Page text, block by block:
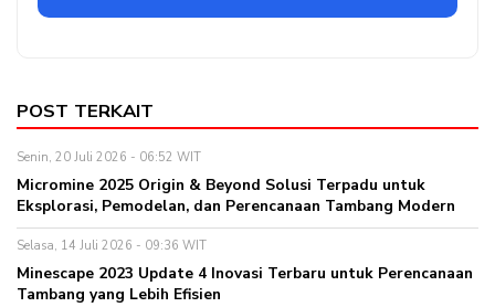
POST TERKAIT
Senin, 20 Juli 2026 - 06:52 WIT
Micromine 2025 Origin & Beyond Solusi Terpadu untuk
Eksplorasi, Pemodelan, dan Perencanaan Tambang Modern
Selasa, 14 Juli 2026 - 09:36 WIT
Minescape 2023 Update 4 Inovasi Terbaru untuk Perencanaan
Tambang yang Lebih Efisien